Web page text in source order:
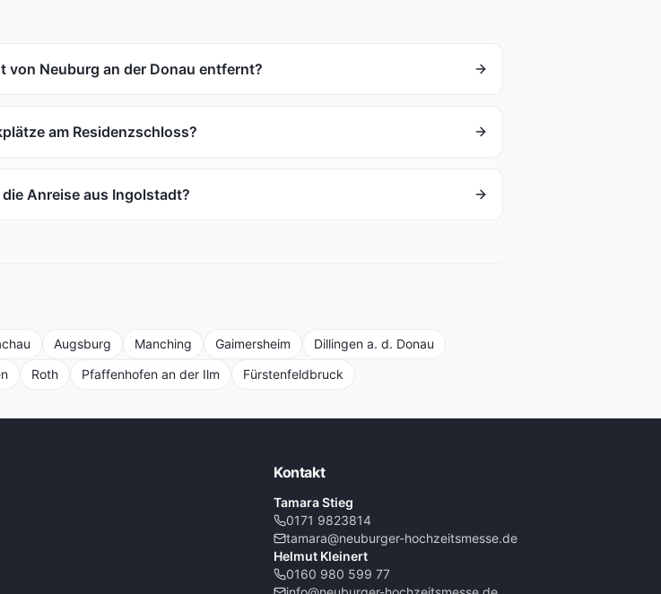
von Neuburg an der Donau entfernt?
am Residenzschloss?
Anreise aus Ingolstadt?
Augsburg Manching Gaimersheim
Dillingen a. d. Donau
Roth Pfaffenhofen an der Ilm Fürstenfeldbruck
Kontakt
Tamara Stieg
0171 9823814
tamara@neuburger-hochzeitsmesse.de
Helmut Kleinert
0160 980 599 77